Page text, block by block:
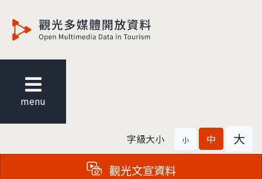
menu
字級大小 小 中 大
觀光文宣資料